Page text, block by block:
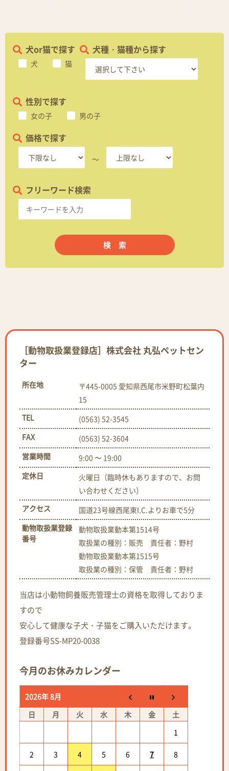
犬or猫で探す
犬 猫
犬種・猫種から探す
性別で探す
女の子 男の子
価格で探す
～
フリーワード検索
［動物取扱業登録店］株式会社 丸弘ペットセン
ター
所在地
〒445-0005 愛知県西尾市米野町松葉内
15
TEL
(0563) 52-3545
FAX
(0563) 52-3604
営業時間
9:00 〜 19:00
定休日
火曜日（臨時休もありますので、お問
い合わせください）
アクセス
国道23号線西尾東I.C.よりお車で5分
動物取扱業登録
番号
動物取扱業動本第1514号
取扱業の種別：販売 責任者：野村
動物取扱業動本第1515号
取扱業の種別：保管 責任者：野村
当店は小動物飼養販売管理士の資格を取得しておりま
すので
安心して健康な子犬・子猫をご購入いただけます。
登録番号SS-MP20-0038
今月のお休みカレンダー
2026年 8月
日
月 火 水 木 金
土
1
2 3 4 5 6 7 8